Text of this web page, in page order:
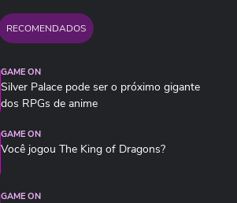
RECOMENDADOS
GAME ON
Silver Palace pode ser o próximo gigante
dos RPGs de anime
GAME ON
Você jogou The King of Dragons?
GAME ON